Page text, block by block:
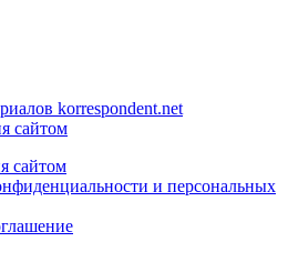
korrespondent.net
сайтом
сайтом
и персональных